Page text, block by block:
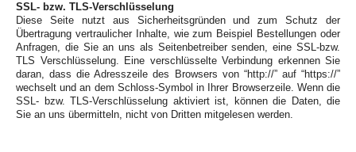
SSL- bzw. TLS-Verschlüsselung
Diese Seite nutzt aus Sicherheitsgründen und zum Schutz der
Übertragung vertraulicher Inhalte, wie zum Beispiel Bestellungen oder
Anfragen, die Sie an uns als Seitenbetreiber senden, eine SSL-bzw.
TLS Verschlüsselung. Eine verschlüsselte Verbindung erkennen Sie
daran, dass die Adresszeile des Browsers von “http://” auf “https://”
wechselt und an dem Schloss-Symbol in Ihrer Browserzeile. Wenn die
SSL- bzw. TLS-Verschlüsselung aktiviert ist, können die Daten, die
Sie an uns übermitteln, nicht von Dritten mitgelesen werden.